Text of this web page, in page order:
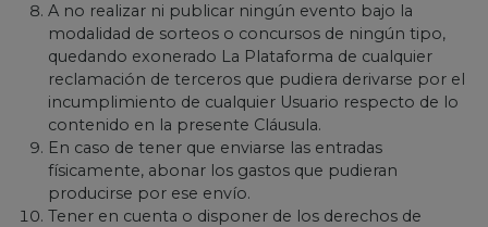
A no realizar ni publicar ningún evento bajo la
modalidad de sorteos o concursos de ningún tipo,
quedando exonerado La Plataforma de cualquier
reclamación de terceros que pudiera derivarse por el
incumplimiento de cualquier Usuario respecto de lo
contenido en la presente Cláusula.
En caso de tener que enviarse las entradas
físicamente, abonar los gastos que pudieran
producirse por ese envío.
Tener en cuenta o disponer de los derechos de